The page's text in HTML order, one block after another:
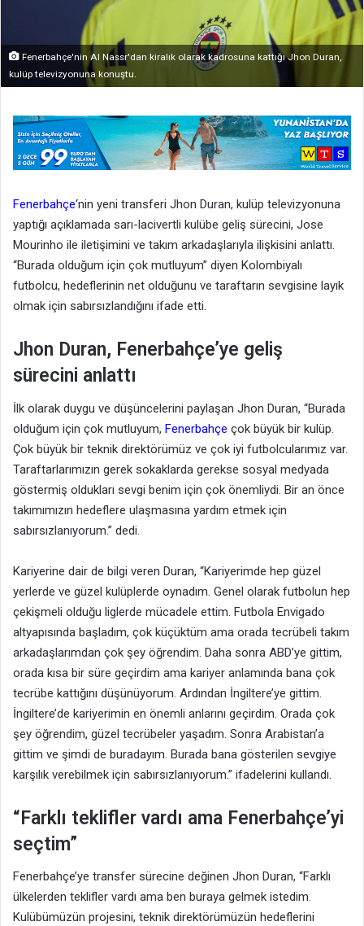
Fenerbahçe'nin Al Nassr'dan kiralık olarak kadrosuna kattığı Jhon Duran,
kulüp televizyonuna konuştu.
Fenerbahçe‘nin yeni transferi Jhon Duran, kulüp televizyonuna
yaptığı açıklamada sarı-lacivertli kulübe geliş sürecini, Jose
Mourinho ile iletişimini ve takım arkadaşlarıyla ilişkisini anlattı.
“Burada olduğum için çok mutluyum” diyen Kolombiyalı
futbolcu, hedeflerinin net olduğunu ve taraftarın sevgisine layık
olmak için sabırsızlandığını ifade etti.
Jhon Duran, Fenerbahçe’ye geliş
sürecini anlattı
İlk olarak duygu ve düşüncelerini paylaşan Jhon Duran, “Burada
olduğum için çok mutluyum, Fenerbahçe çok büyük bir kulüp.
Çok büyük bir teknik direktörümüz ve çok iyi futbolcularımız var.
Taraftarlarımızın gerek sokaklarda gerekse sosyal medyada
göstermiş oldukları sevgi benim için çok önemliydi. Bir an önce
takımımızın hedeflere ulaşmasına yardım etmek için
sabırsızlanıyorum.” dedi.
Kariyerine dair de bilgi veren Duran, “Kariyerimde hep güzel
yerlerde ve güzel kulüplerde oynadım. Genel olarak futbolun hep
çekişmeli olduğu liglerde mücadele ettim. Futbola Envigado
altyapısında başladım, çok küçüktüm ama orada tecrübeli takım
arkadaşlarımdan çok şey öğrendim. Daha sonra ABD’ye gittim,
orada kısa bir süre geçirdim ama kariyer anlamında bana çok
tecrübe kattığını düşünüyorum. Ardından İngiltere’ye gittim.
İngiltere’de kariyerimin en önemli anlarını geçirdim. Orada çok
şey öğrendim, güzel tecrübeler yaşadım. Sonra Arabistan’a
gittim ve şimdi de buradayım. Burada bana gösterilen sevgiye
karşılık verebilmek için sabırsızlanıyorum.” ifadelerini kullandı.
“Farklı teklifler vardı ama Fenerbahçe’yi
seçtim”
Fenerbahçe’ye transfer sürecine değinen Jhon Duran, “Farklı
ülkelerden teklifler vardı ama ben buraya gelmek istedim.
Kulübümüzün projesini, teknik direktörümüzün hedeflerini